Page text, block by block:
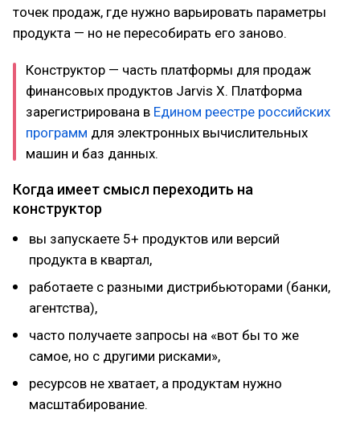
точек продаж, где нужно варьировать параметры
продукта — но не пересобирать его заново.
Конструктор — часть платформы для продаж
финансовых продуктов Jarvis X. Платформа
зарегистрирована в Едином реестре российских
программ для электронных вычислительных
машин и баз данных.
Когда имеет смысл переходить на
конструктор
вы запускаете 5+ продуктов или версий
продукта в квартал,
работаете с разными дистрибьюторами (банки,
агентства),
часто получаете запросы на «вот бы то же
самое, но с другими рисками»,
ресурсов не хватает, а продуктам нужно
масштабирование.